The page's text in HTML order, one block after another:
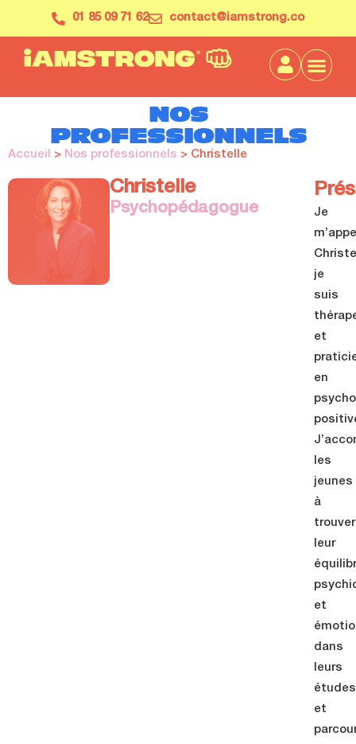
01 85 09 71 62 contact@iamstrong.co
NOS
PROFESSIONNELS
Accueil > Nos professionnels > Christelle
Christelle
Psychopédagogue
Je
je
suis
et
en
les
jeunes
à
trouver
leur
et
dans
leurs
études
et